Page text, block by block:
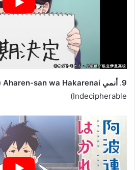
9
. أنمي Aharen-san wa Hakarenai
Indecipherable)